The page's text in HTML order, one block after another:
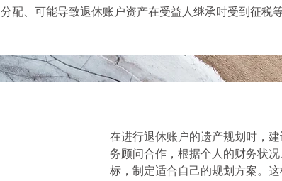
分配、可能导致退休账户资产在受益人继承时受到征税等
在进行退休账户的遗产规划时，
务顾问合作，根据个人的财务状
标，制定适合自己的规划方案。